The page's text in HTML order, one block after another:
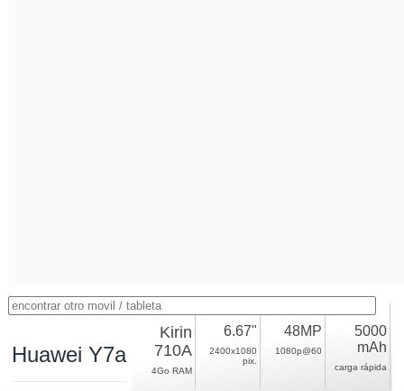
Huawei Y7a
Kirin
710A
4Go RAM
6.67"
2400x1080
pix.
48MP
1080p@60
5000
mAh
carga rápida